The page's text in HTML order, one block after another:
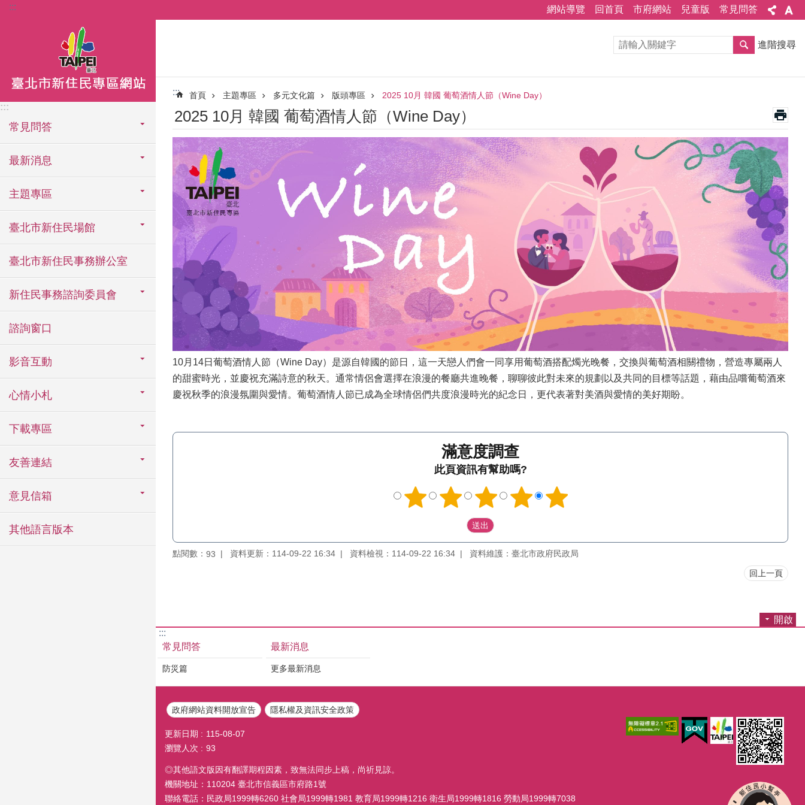
跳到主要內容區塊
::: 網站導覽 回首頁 市府網站 兒童版 常見問答
:::
常見問答
最新消息
主題專區
臺北市新住民場館
臺北市新住民事務辦公室
新住民事務諮詢委員會
諮詢窗口
影音互動
心情小札
下載專區
友善連結
意見信箱
其他語言版本
進階搜尋
::: 首頁 主題專區 多元文化篇 版頭專區 2025 10月 韓國 葡萄酒情人節（Wine Day）
2025 10月 韓國 葡萄酒情人節（Wine Day）
10月14日葡萄酒情人節（Wine Day）是源自韓國的節日，這一天戀人們會一同享用葡萄酒搭配燭光晚餐，交換與葡萄酒相關禮物，營造專屬兩人
的甜蜜時光，並慶祝充滿詩意的秋天。通常情侶會選擇在浪漫的餐廳共進晚餐，聊聊彼此對未來的規劃以及共同的目標等話題，藉由品嚐葡萄酒來
慶祝秋季的浪漫氛圍與愛情。葡萄酒情人節已成為全球情侶們共度浪漫時光的紀念日，更代表著對美酒與愛情的美好期盼。
滿意度調查
此頁資訊有幫助嗎?
點閱數： 93 資料更新：114-09-22 16:34 資料檢視：114-09-22 16:34 資料維護：臺北市政府民政局
回上一頁
開啟
:::
常見問答
防災篇
最新消息
更多最新消息
政府網站資料開放宣告 隱私權及資訊安全政策
更新日期
115-08-07
瀏覽人次
93
◎其他語文版因有翻譯期程因素，致無法同步上稿，尚祈見諒。
機關地址：110204 臺北市信義區市府路1號
聯絡電話：民政局1999轉6260 社會局1999轉1981 教育局1999轉1216 衛生局1999轉1816 勞動局1999轉7038